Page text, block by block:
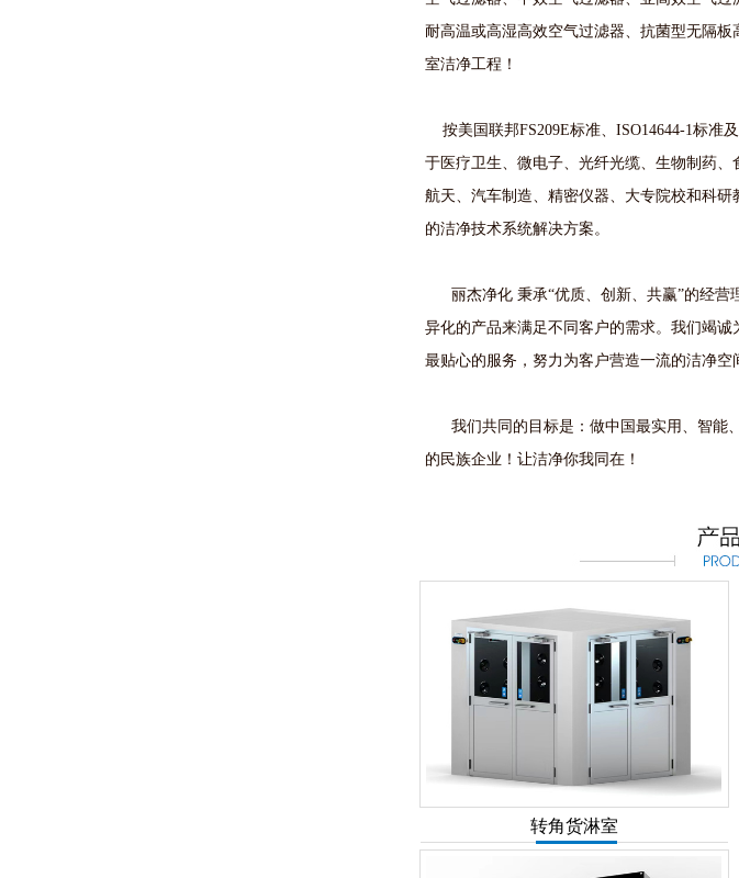
耐高温或高湿高效空气过滤器、抗菌型无隔
室洁净工程！
按美国联邦FS209E标准、ISO14644-1标准
于医疗卫生、微电子、光纤光缆、生物制药
航天、汽车制造、精密仪器、大专院校和科
的洁净技术系统解决方案。
丽杰净化 秉承“优质、创新、共赢”的经营
异化的产品来满足不同客户的需求。我们竭
最贴心的服务，努力为客户营造一流的洁净空
我们共同的目标是：做中国最实用、智能
的民族企业！让洁净你我同在！
转角货淋室